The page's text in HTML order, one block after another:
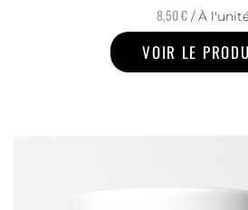
8,50 €/ À
VOIR LE